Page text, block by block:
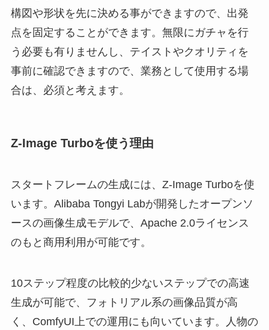
構図や形状を先に決める事ができますので、出発
点を固定することができます。無限にガチャを行
う必要も有りませんし、テイストやクオリティを
事前に確認できますので、業務として使用する場
合は、必須と考えます。
Z-Image Turboを使う理由
スタートフレームの生成には、Z-Image Turboを使
います。Alibaba Tongyi Labが開発したオープンソ
ースの画像生成モデルで、Apache 2.0ライセンス
のもと商用利用が可能です。
10ステップ程度の比較的少ないステップでの高速
生成が可能で、フォトリアル系の画像品質が高
く、ComfyUI上での運用にも向いています。人物の